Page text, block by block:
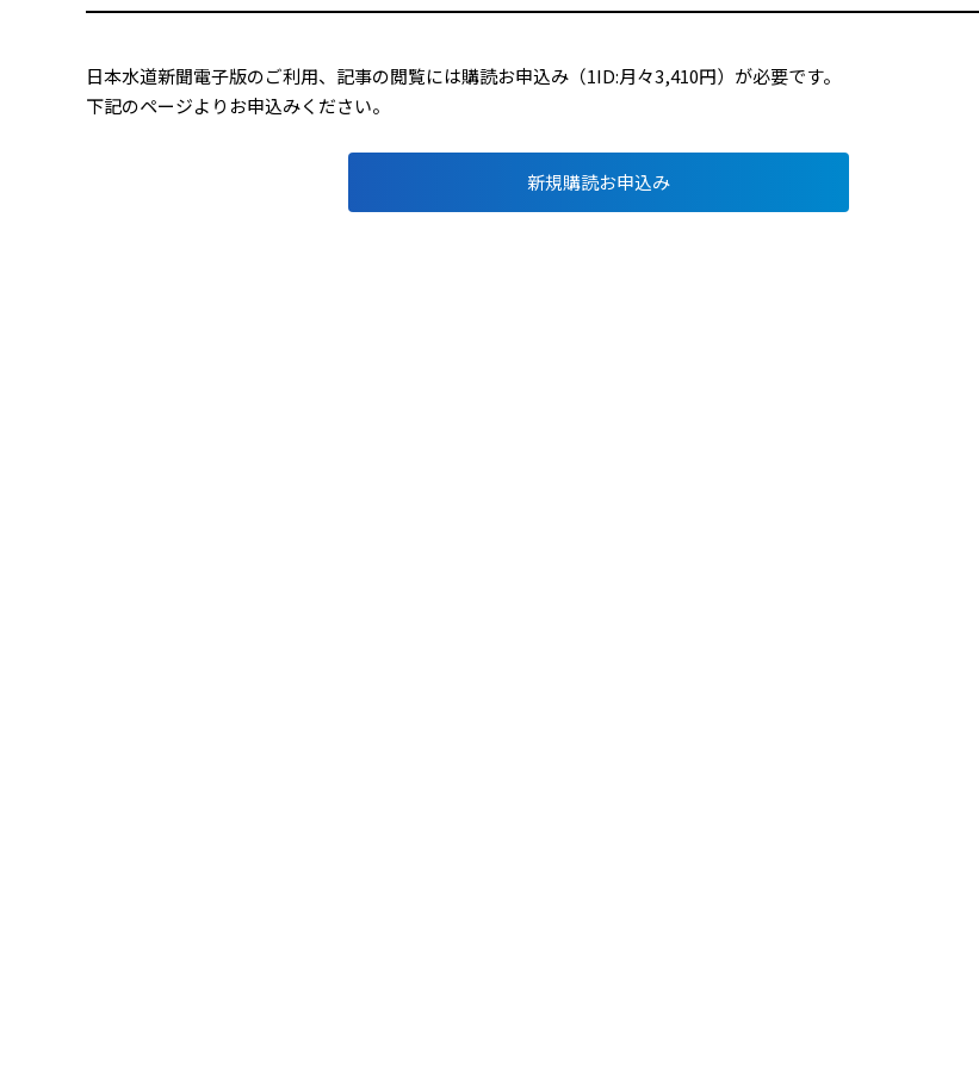
日本水道新聞電子版のご利用、記事の閲覧には購読お申込み（1ID:月々3,410円）が必要です。
下記のページよりお申込みください。
新規購読お申込み